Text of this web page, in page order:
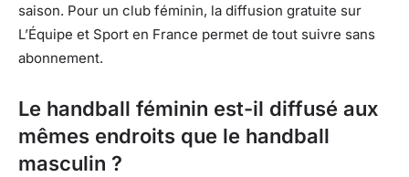
saison. Pour un club féminin, la diffusion gratuite sur
L’Équipe et Sport en France permet de tout suivre sans
abonnement.
Le handball féminin est-il diffusé aux
mêmes endroits que le handball
masculin ?